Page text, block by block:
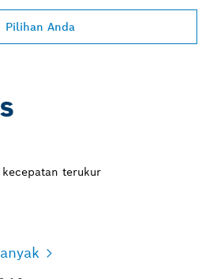
Pilihan Anda
terukur